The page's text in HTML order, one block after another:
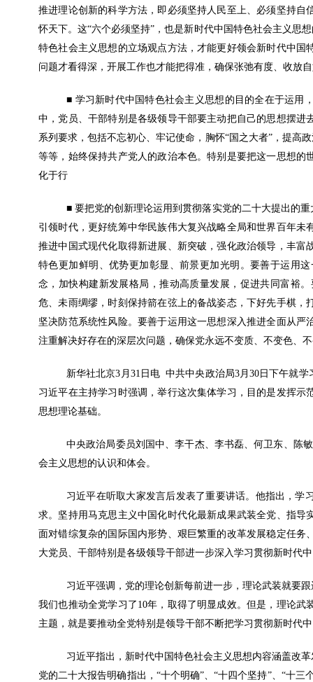
推进理论创新的科学方法，即必须坚持人民至上、必须坚持
怀天下。这“六个必须坚持”，也是新时代中国特色社会主义思
特色社会主义思想的立场观点方法，才能更好领会新时代中
问题才看得深，开展工作也才能把得准，确保张弛有度、收放
■ 学习新时代中国特色社会主义思想的目的全在于运用
中，党员、干部特别是各级领导干部要主动把自己的思想摆
系列要求，包括不忘初心、牢记使命，胸怀“国之大者”，提高
等等，始终保持共产党人的政治本色。特别是要把这一思想
化于行
■ 要把党的创新理论运用到贯彻落实党的二十大提出的
引领时代，更好统筹中华民族伟大复兴战略全局和世界百年
推进中国式现代化取得新进展、新突破，强化政治领导，丰
特色更加鲜明、优势更加彰显、前景更加光明。要善于运用
念，加快构建新发展格局，推动高质量发展，促进共同富裕
危、未雨绸缪，时刻保持箭在弦上的备战姿态，下好先手棋
坚决防范系统性风险。要善于运用这一思想深入推进全面从
注重解决好存在的深层次问题，确保党永远不变质、不变色、
新华社北京3月31日电 中共中央政治局3月30日下午就
习近平在主持学习时强调，举行这次集体学习，目的是发挥
思想理论基础。
中央政治局委员刘国中、李干杰、李书磊、何卫东、陈
会主义思想的认识和体会。
习近平在听取大家发言后发表了重要讲话。他指出，学
求。坚持用马克思主义中国化时代化最新成果武装全党、指
面对错综复杂的国际国内形势、艰巨繁重的改革发展稳定任
大党员、干部特别是各级领导干部进一步深入学习贯彻新时代
习近平强调，党的理论创新每前进一步，理论武装就要
我们也推动全党学习了10年，取得了明显成效。但是，理论
主题，就是要推动全党特别是领导干部不断把学习贯彻新时代
习近平指出，新时代中国特色社会主义思想内容涵盖改
党的二十大报告明确指出，“十个明确”、“十四个坚持”、“十